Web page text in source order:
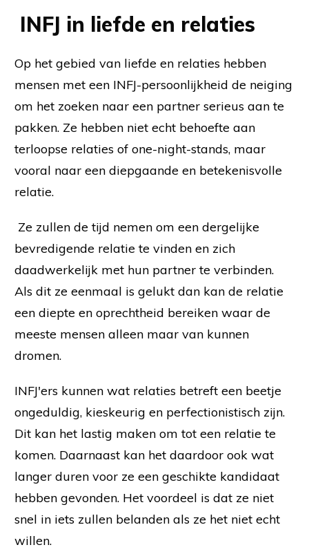
INFJ in liefde en relaties
Op het gebied van liefde en relaties hebben
mensen met een INFJ-persoonlijkheid de neiging
om het zoeken naar een partner serieus aan te
pakken. Ze hebben niet echt behoefte aan
terloopse relaties of one-night-stands, maar
vooral naar een diepgaande en betekenisvolle
relatie.
Ze zullen de tijd nemen om een dergelijke
bevredigende relatie te vinden en zich
daadwerkelijk met hun partner te verbinden.
Als dit ze eenmaal is gelukt dan kan de relatie
een diepte en oprechtheid bereiken waar de
meeste mensen alleen maar van kunnen
dromen.
INFJ'ers kunnen wat relaties betreft een beetje
ongeduldig, kieskeurig en perfectionistisch zijn.
Dit kan het lastig maken om tot een relatie te
komen. Daarnaast kan het daardoor ook wat
langer duren voor ze een geschikte kandidaat
hebben gevonden. Het voordeel is dat ze niet
snel in iets zullen belanden als ze het niet echt
willen.